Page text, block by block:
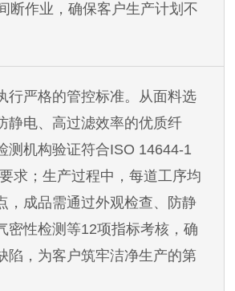
断作业，确保客户生产计划不
行严格的管控标准。从面料选
静电、高过滤效率的优质纤
测机构验证符合ISO 14644-1
求；生产过程中，每道工序均
，成品需通过外观检查、防静
密性检测等12项指标考核，确
陷，为客户筑牢洁净生产的第